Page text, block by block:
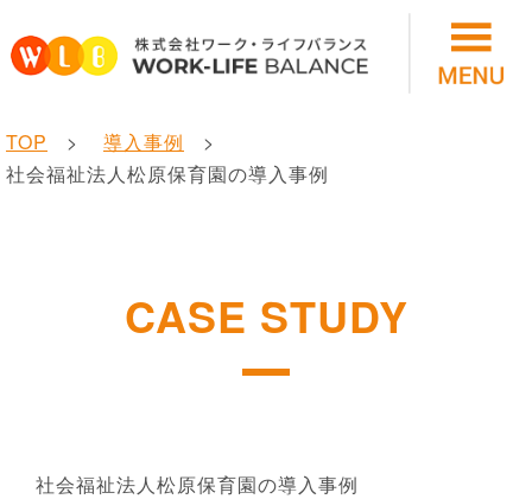
TOP
導入事例
社会福祉法人松原保育園の導入事例
CASE STUDY
社会福祉法人松原保育園の導入事例